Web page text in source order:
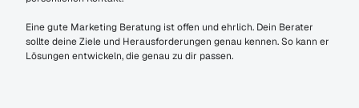
Eine gute Marketing Beratung ist offen und ehrlich. Dein Berater
sollte deine Ziele und Herausforderungen genau kennen. So kann er
Lösungen entwickeln, die genau zu dir passen.